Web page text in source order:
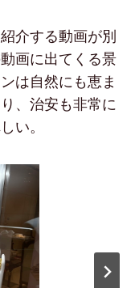
介する動画が別
画に出てくる景
は自然にも恵ま
、治安も非常に
い。